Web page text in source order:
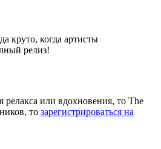
круто, когда артисты
релиз!
или вдохновения, то The
то зарегистрироваться на